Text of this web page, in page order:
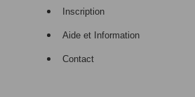
Inscription
Aide et Information
Contact